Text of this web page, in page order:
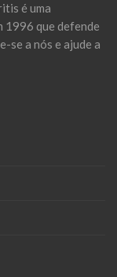
é uma
1996 que defende
se a nós e ajude a